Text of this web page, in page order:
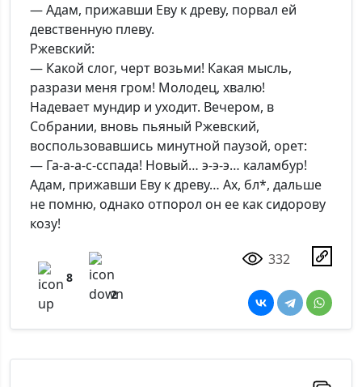
— Адам, прижавши Еву к древу, порвал ей
девственную плеву.
Ржевский:
— Какой слог, черт возьми! Какая мысль,
разрази меня гром! Молодец, хвалю!
Надевает мундир и уходит. Вечером, в
Собрании, вновь пьяный Ржевский,
воспользовавшись минутной паузой, орет:
— Га-а-а-с-сспада! Новый… э-э-э… каламбур!
Адам, прижавши Еву к древу… Ах, бл*, дальше
не помню, однако отпорол он ее как сидорову
козу!
8
2
332